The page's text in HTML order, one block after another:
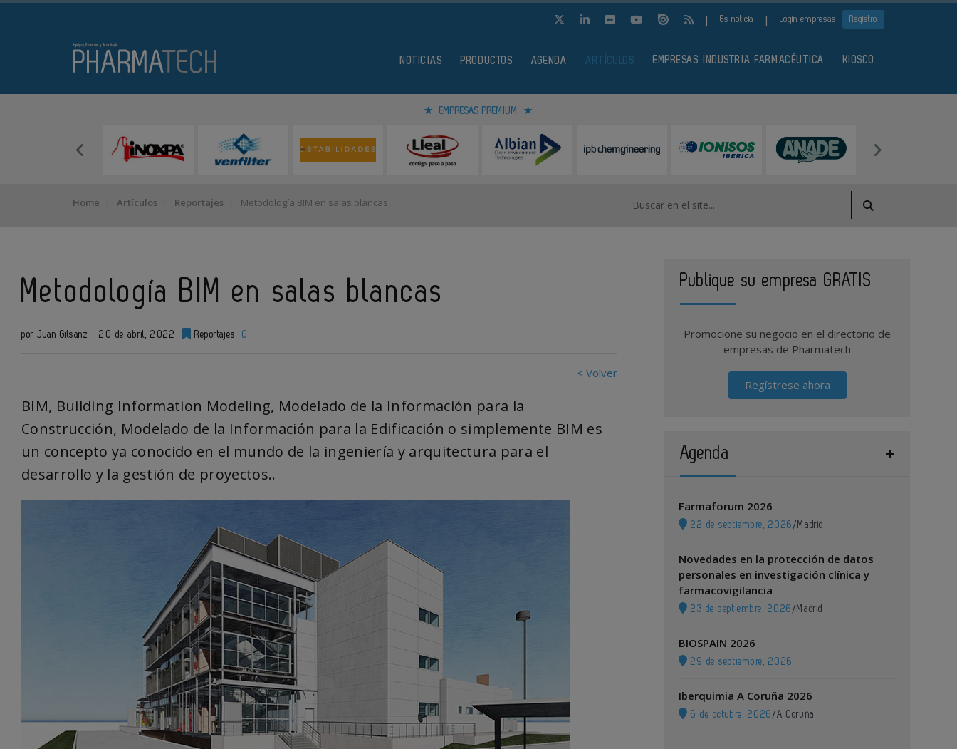
| Es noticia | Login empresas Registro
NOTICIAS PRODUCTOS AGENDA ARTÍCULOS EMPRESAS INDUSTRIA FARMACÉUTICA KIOSCO
EMPRESAS PREMIUM
Home Artículos Reportajes Metodología BIM en salas blancas
Metodología BIM en salas blancas
por Juan Gilsanz 20 de abril, 2022 Reportajes 0
< Volver
BIM, Building Information Modeling, Modelado de la Información para la
Construcción, Modelado de la Información para la Edificación o simplemente BIM es
un concepto ya conocido en el mundo de la ingeniería y arquitectura para el
desarrollo y la gestión de proyectos..
Publique su empresa GRATIS
Promocione su negocio en el directorio de
empresas de Pharmatech
Regístrese ahora
Agenda
Farmaforum 2026
22 de septiembre, 2026 / Madrid
Novedades en la protección de datos
personales en investigación clínica y
farmacovigilancia
23 de septiembre, 2026 / Madrid
BIOSPAIN 2026
29 de septiembre, 2026
Iberquimia A Coruña 2026
6 de octubre, 2026 /A Coruña